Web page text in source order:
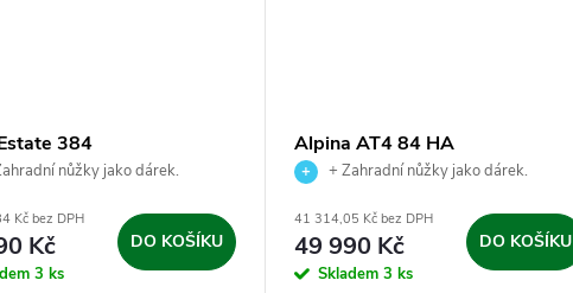
384
nůžky jako dárek.
Kč bez DPH
Kč
3 ks
DO KOŠÍKU
Alpina AT4 84 HA
+ Zahradní nůžky jako dárek.
41 314,05 Kč bez DPH
49 990 Kč
Skladem 3 ks
DO KOŠÍKU